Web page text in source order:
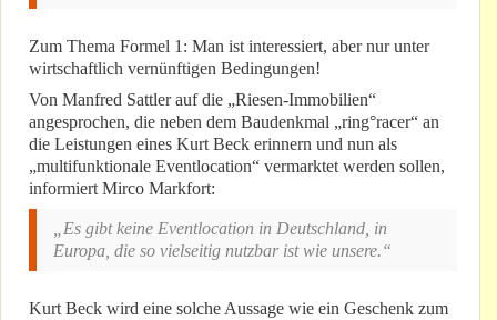
Zum Thema Formel 1: Man ist interessiert, aber nur unter
wirtschaftlich vernünftigen Bedingungen!
Von Manfred Sattler auf die „Riesen-Immobilien“
angesprochen, die neben dem Baudenkmal „ring°racer“ an
die Leistungen eines Kurt Beck erinnern und nun als
„multifunktionale Eventlocation“ vermarktet werden sollen,
informiert Mirco Markfort:
„Es gibt keine Eventlocation in Deutschland, in
Europa, die so vielseitig nutzbar ist wie unsere.“
Kurt Beck wird eine solche Aussage wie ein Geschenk zum